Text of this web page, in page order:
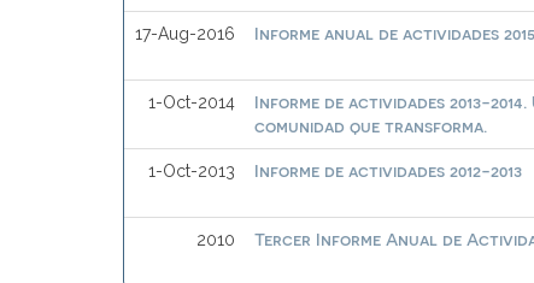
17-Aug-2016 Informe anual de actividades
1-Oct-2014
Informe de actividades 2013-
comunidad que transforma.
1-Oct-2013 Informe de actividades 2012-2013
2010 Tercer Informe Anual de